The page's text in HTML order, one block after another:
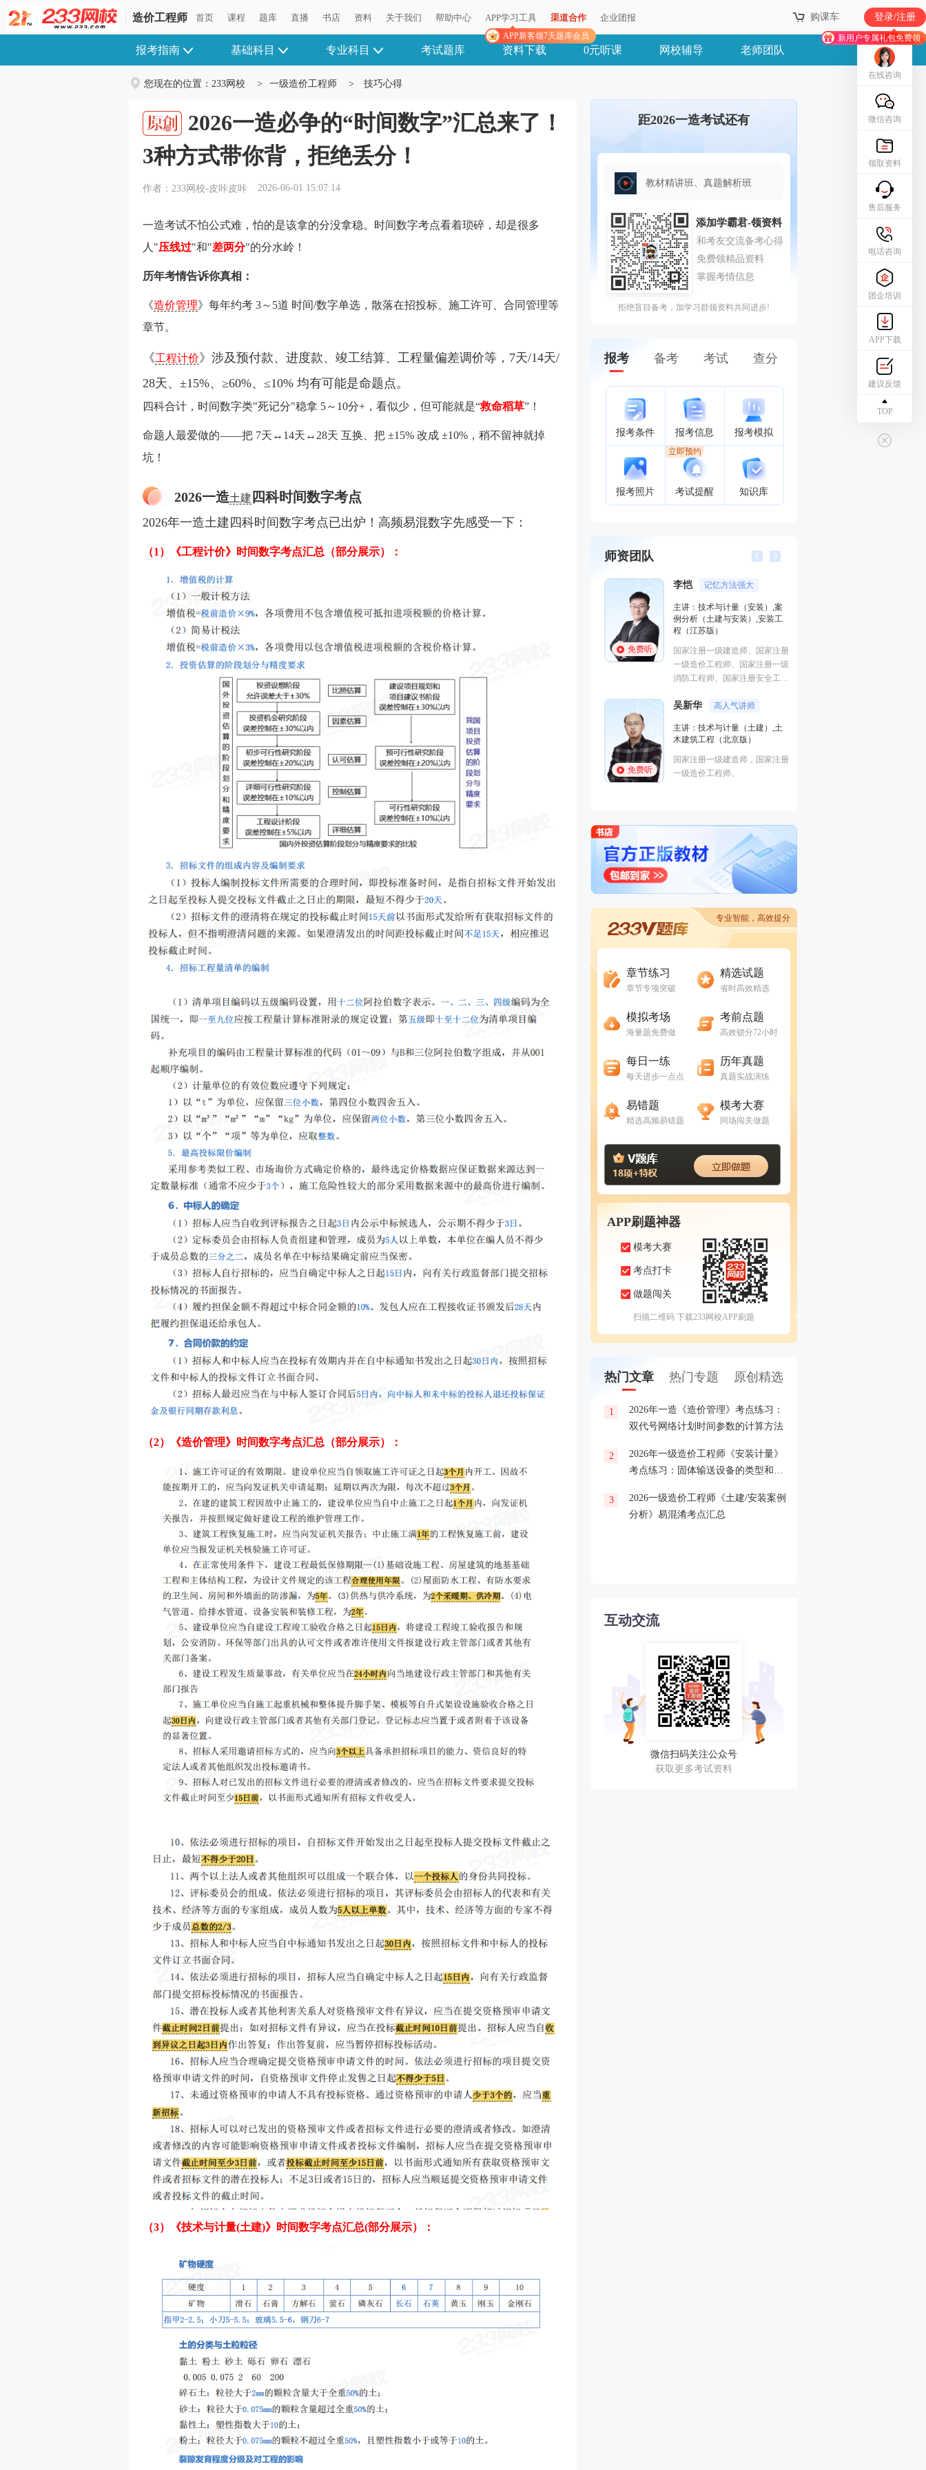
造价工程师 首页 课程 题库 直播 书店 资料 关于我们 帮助中心 APP学习工具
APP新客领7天题库会员
渠道合作 企业团报 购课车 登录/注册
新用户专属礼包免费领
造价工程师 首页 课程 题库 直播 书店 资料 关于我们 帮助中心 APP学习工具
APP新客领7天题库会员
渠道合作 企业团报 购课车 登录/注册
新用户专属礼包免费领
报考指南 基础科目 专业科目 考试题库 资料下载 0元听课 网校辅导 老师团队
您现在的位置： 233网校 > 一级造价工程师 > 技巧心得
2026一造必争的“时间数字”汇总来了！
3种方式带你背，拒绝丢分！
作者：233网校-皮咔皮咔 2026-06-01 15:07:14
一造考试不怕公式难，怕的是该拿的分没拿稳。时间数字考点看着琐碎，却是很多
人"压线过"和"差两分"的分水岭！
历年考情告诉你真相：
《造价管理》每年约考 3～5道 时间/数字单选，散落在招投标、施工许可、合同管理等
章节。
《工程计价》涉及预付款、进度款、竣工结算、工程量偏差调价等，7天/14天/
28天、±15%、≥60%、≤10% 均有可能是命题点。
四科合计，时间数字类"死记分"稳拿 5～10分+，看似少，但可能就是“救命稻草”！
命题人最爱做的——把 7天↔14天↔28天 互换、把 ±15% 改成 ±10%，稍不留神就掉
坑！
2026一造土建 四科时间数字考点
2026年一造土建四科时间数字考点已出炉！高频易混数字先感受一下：
（1）《工程计价》时间数字考点汇总（部分展示）：
（2） 《造价管理》 时间数字考点汇总（部分展示）：
（3）《技术与计量(土建)》时间数字考点汇总(部分展示）：
距2026一造考试还有
教材精讲班、真题解析班
拒绝盲目备考，加学习群领资料共同进步!
报考 备考 考试 查分
报考条件 报考信息 报考模拟
报考照片 考试提醒
立即预约
知识库
师资团队
免费听
李恺 记忆方法强大
主讲：技术与计量（安装）,案
例分析（土建与安装）,安装工
程（江苏版）
国家注册一级建造师、国家注册
一级造价工程师、国家注册一级
消防工程师、国家注册安全工程
免费听
吴新华 高人气讲师
主讲：技术与计量（土建）,土
木建筑工程（北京版）
国家注册一级建造师，国家注册
一级造价工程师。
专业智能，高效提分
章节练习
章节专项突破
精选试题
省时高效精选
模拟考场
海量题免费做
考前点题
高效锁分72小时
每日一练
每天进步一点点
历年真题
真题实战演练
易错题
精选高频易错题
模考大赛
同场闯关做题
APP刷题神器
模考大赛
考点打卡
做题闯关
扫描二维码 下载233网校APP刷题
热门文章 热门专题 原创精选
1
2026年一造《造价管理》考点练习：
双代号网络计划时间参数的计算方法
2
2026年一级造价工程师《安装计量》
考点练习：固体输送设备的类型和特
3
2026一级造价工程师《土建/安装案例
分析》易混淆考点汇总
互动交流
微信扫码关注公众号
获取更多考试资料
在线咨询
微信咨询
领取资料
售后服务
电话咨询
团企培训
APP下载
建议反馈
TOP